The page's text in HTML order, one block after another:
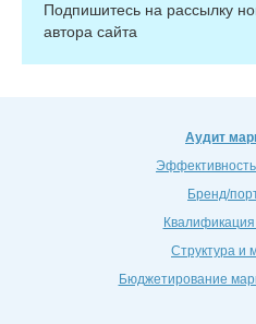
Подпишитесь на рассылку
автора сайта
Аудит
Бренд/
Структура и
Бюджетирование